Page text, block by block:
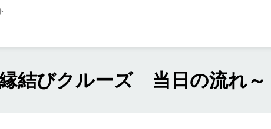
結びクルーズ 当日の流れ～